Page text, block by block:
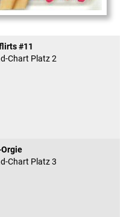
#11
Chart Platz 2
Chart Platz 3